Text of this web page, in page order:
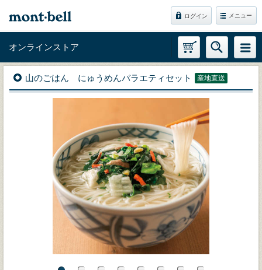
ログイン メニュー
オンラインストア
山のごはん にゅうめんバラエティセット 産地直送